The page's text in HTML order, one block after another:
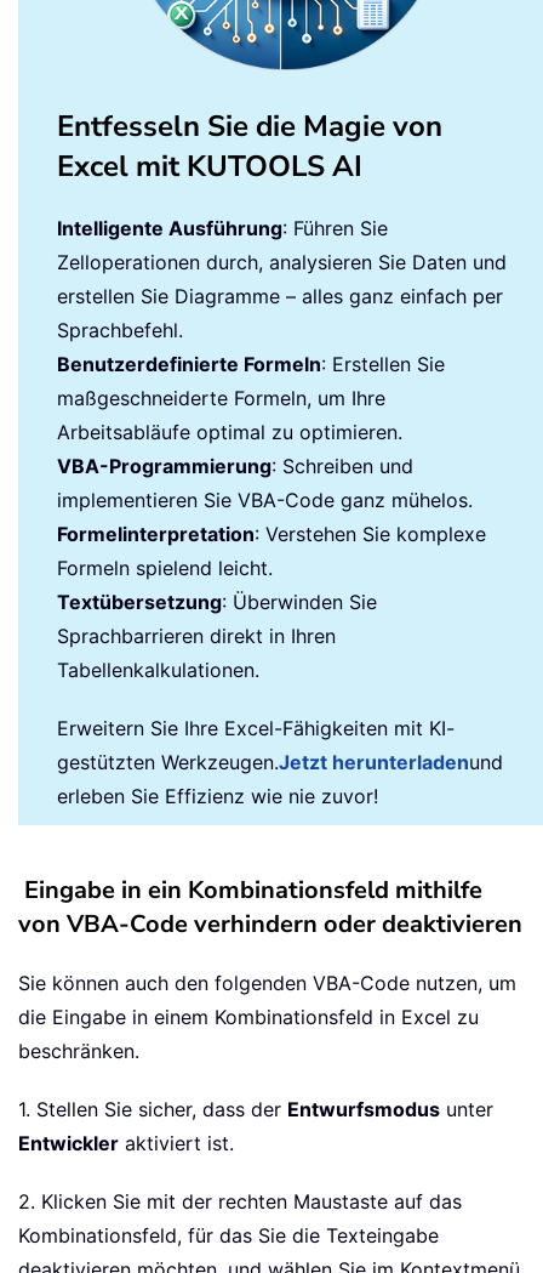
Entfesseln Sie die Magie von
Excel mit KUTOOLS AI
Intelligente Ausführung: Führen Sie
Zelloperationen durch, analysieren Sie Daten und
erstellen Sie Diagramme – alles ganz einfach per
Sprachbefehl.
Benutzerdefinierte Formeln: Erstellen Sie
maßgeschneiderte Formeln, um Ihre
Arbeitsabläufe optimal zu optimieren.
VBA-Programmierung: Schreiben und
implementieren Sie VBA-Code ganz mühelos.
Formelinterpretation: Verstehen Sie komplexe
Formeln spielend leicht.
Textübersetzung: Überwinden Sie
Sprachbarrieren direkt in Ihren
Tabellenkalkulationen.
Erweitern Sie Ihre Excel-Fähigkeiten mit KI-
gestützten Werkzeugen.Jetzt herunterladenund
erleben Sie Effizienz wie nie zuvor!
Eingabe in ein Kombinationsfeld mithilfe
von VBA-Code verhindern oder deaktivieren
Sie können auch den folgenden VBA-Code nutzen, um
die Eingabe in einem Kombinationsfeld in Excel zu
beschränken.
1. Stellen Sie sicher, dass der Entwurfsmodus unter
Entwickler aktiviert ist.
2. Klicken Sie mit der rechten Maustaste auf das
Kombinationsfeld, für das Sie die Texteingabe